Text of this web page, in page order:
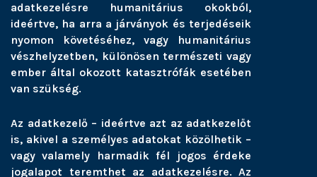
adatkezelésre humanitárius okokból,
ideértve, ha arra a járványok és terjedéseik
nyomon követéséhez, vagy humanitárius
vészhelyzetben, különösen természeti vagy
ember által okozott katasztrófák esetében
van szükség.
Az adatkezelő – ideértve azt az adatkezelőt
is, akivel a személyes adatokat közölhetik –
vagy valamely harmadik fél jogos érdeke
jogalapot teremthet az adatkezelésre. Az